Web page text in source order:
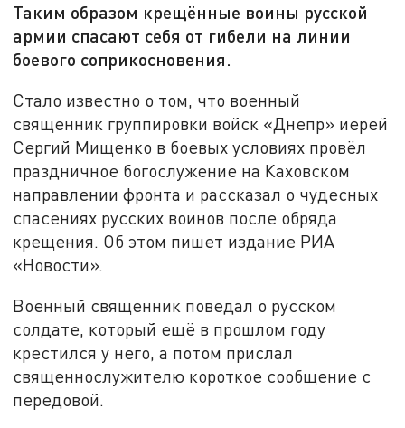
Таким образом крещённые воины русской
армии спасают себя от гибели на линии
боевого соприкосновения.
Стало известно о том, что военный
священник группировки войск «Днепр» иерей
Сергий Мищенко в боевых условиях провёл
праздничное богослужение на Каховском
направлении фронта и рассказал о чудесных
спасениях русских воинов после обряда
крещения. Об этом пишет издание РИА
«Новости».
Военный священник поведал о русском
солдате, который ещё в прошлом году
крестился у него, а потом прислал
священнослужителю короткое сообщение с
передовой.